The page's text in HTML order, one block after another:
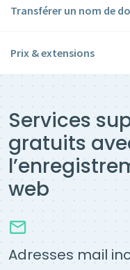
Transférer un nom de
Prix & extensions
Services
gratuits
web
Adresses mail